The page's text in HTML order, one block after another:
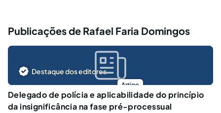
Publicações de Rafael Faria Domingos
Artigo
Destaque dos editores
Delegado de polícia e aplicabilidade do princípio
da insignificância na fase pré-processual